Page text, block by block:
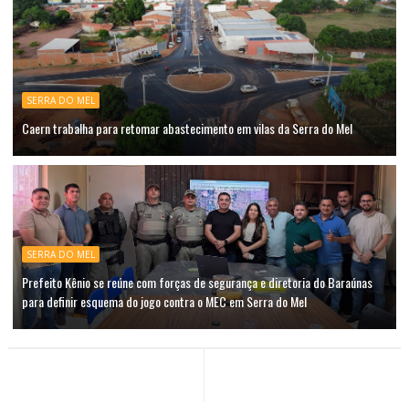
SERRA DO MEL
Caern trabalha para retomar abastecimento em vilas da Serra do Mel
SERRA DO MEL
Prefeito Kênio se reúne com forças de segurança e diretoria do Baraúnas
para definir esquema do jogo contra o MEC em Serra do Mel